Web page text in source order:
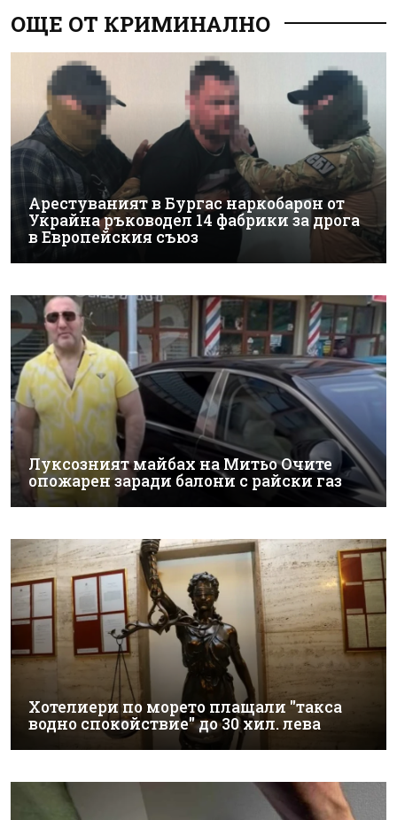
ОЩЕ ОТ КРИМИНАЛНО
Арестуваният в Бургас наркобарон от
Украйна ръководел 14 фабрики за дрога
в Европейския съюз
Луксозният майбах на Митьо Очите
опожарен заради балони с райски газ
Хотелиери по морето плащали "такса
водно спокойствие" до 30 хил. лева